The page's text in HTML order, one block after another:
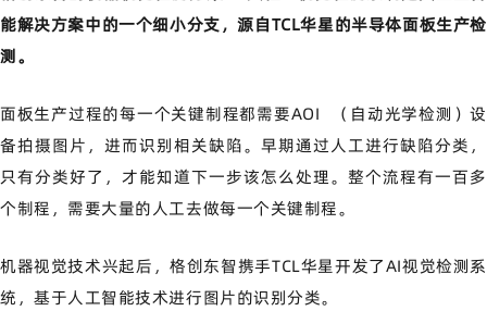
能解决方案中的一个细小分支，源自TCL华星的半导体面板生产检
测。
面板生产过程的每一个关键制程都需要AOI
（自动光学检测）设
备拍摄图片，进而识别相关缺陷。早期通过人工进行缺陷分类，
只有分类好了，才能知道下一步该怎么处理。整个流程有一百多
个制程，需要大量的人工去做每一个关键制程。
机器视觉技术兴起后，格创东智携手TCL华星开发了AI视觉检测系
统，基于人工智能技术进行图片的识别分类。